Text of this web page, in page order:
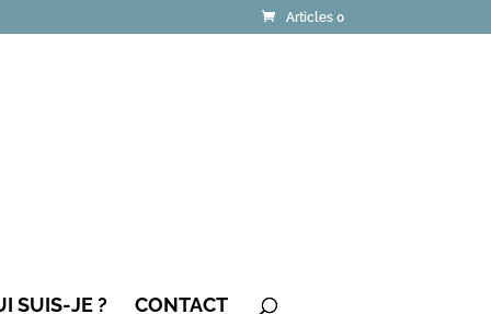
Articles 0
SUIS-JE ? CONTACT